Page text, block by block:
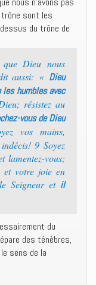
sont les
du trône de
Dieu nous
aussi: « Dieu
humbles avec
résistez au
vous de Dieu
vos mains,
9 Soyez
lamentez-vous;
et votre joie en
Seigneur et il
du
des ténèbres,
sens de la